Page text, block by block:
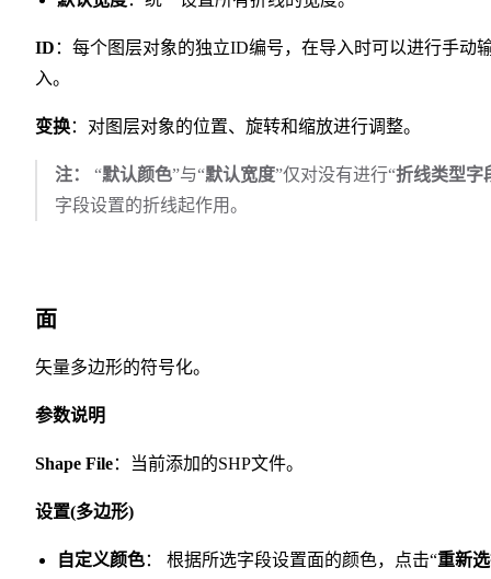
ID ：每个图层对象的独立ID编号，在导入时可以进行手动
入。
变换：对图层对象的位置、旋转和缩放进行调整。
注： “默认颜色”与“默认宽度”仅对没有进行“折线类型字
字段设置的折线起作用。
面
矢量多边形的符号化。
参数说明
Shape File：当前添加的SHP文件。
设置(多边形)
自定义颜色： 根据所选字段设置面的颜色，点击“重新